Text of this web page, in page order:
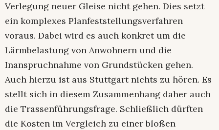
Verlegung neuer Gleise nicht gehen. Dies setzt
ein komplexes Planfeststellungsverfahren
voraus. Dabei wird es auch konkret um die
Lärmbelastung von Anwohnern und die
Inanspruchnahme von Grundstücken gehen.
Auch hierzu ist aus Stuttgart nichts zu hören. Es
stellt sich in diesem Zusammenhang daher auch
die Trassenführungsfrage. Schließlich dürften
die Kosten im Vergleich zu einer bloßen